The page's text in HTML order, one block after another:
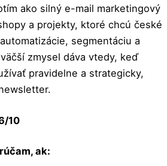
ako silný e-mail marketingový
a projekty, ktoré chcú české
segmentáciu a
zmysel dáva vtedy, keď
pravidelne a strategicky,
10
ak: